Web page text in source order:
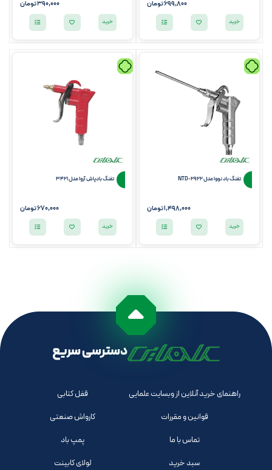
699,800تومان
خرید
390,000تومان
خرید
تفنگ باد نووا مدل NTD-2922
1,498,000تومان
خرید
تفنگ بادپاش آروا مدل 3421
670,000تومان
خرید
دسترسی سریع
راهنمای خرید آنلاین از وبسایت علمایی
قوانین و مقررات
تماس با ما
سبد خرید
قفل کتابی
کارواش صنعتی
پمپ باد
لولای کابینت